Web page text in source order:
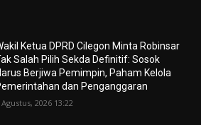
Ketua DPRD Cilegon Minta Robinsar
Salah Pilih Sekda Definitif: Sosok
Berjiwa Pemimpin, Paham Kelola
dan Penganggaran
Agustus, 2026 13:22